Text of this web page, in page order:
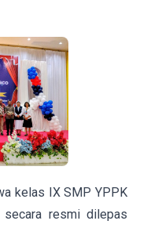
kelas IX SMP YPPK
resmi dilepas